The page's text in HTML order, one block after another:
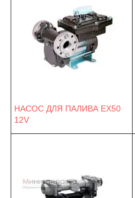
НАСОС ДЛЯ ПАЛИВА EX50
12V